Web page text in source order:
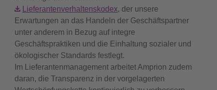
Lieferantenverhaltenskodex, der unsere
Erwartungen an das Handeln der Geschäftspartner
unter anderem in Bezug auf integre
Geschäftspraktiken und die Einhaltung sozialer und
ökologischer Standards festlegt.
Im Lieferantenmanagement arbeitet Amprion zudem
daran, die Transparenz in der vorgelagerten